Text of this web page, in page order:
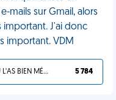
mails sur Gmail, alors
important. J'ai donc
important. VDM
TU L'AS BIEN MÉRITÉ 5 784